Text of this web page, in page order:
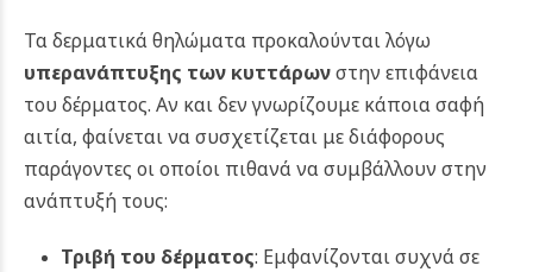
Τα δερματικά θηλώματα προκαλούνται λόγω
υπερανάπτυξης των κυττάρωνστην επιφάνεια
του δέρματος. Αν και δεν γνωρίζουμε κάποια σαφή
αιτία, φαίνεται να συσχετίζεται με διάφορους
παράγοντες οι οποίοι πιθανά να συμβάλλουν στην
ανάπτυξή τους:
Τριβή του δέρματος: Εμφανίζονται συχνά σε